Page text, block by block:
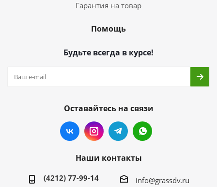
Гарантия на товар
Помощь
Будьте всегда в курсе!
Оставайтесь на связи
Наши контакты
(4212) 77-99-14 info@grassdv.ru